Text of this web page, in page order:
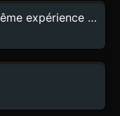
Femme brésilienne dans une extrême expérience zoophile
0:08
2:20